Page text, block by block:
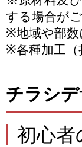
する場合が
※地域や部数
※各種加工（
チラシ
初心者